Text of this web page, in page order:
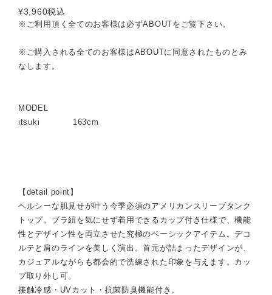
¥3,960税込
※ご利用頂く全てのお客様は必ずABOUTをご覧下さい。
※ご購入される全てのお客様はABOUTに同意されたものとみ
なします。
MODEL
itsuki 163cm
【detail point】
ヘルシーな肌見せが叶う今季必須のアメリカンスリーブタンク
トップ。ブラ紐を気にせず着用できるカップ付き仕様で、機能
性とデザイン性を両立させた究極のベーシックアイテム。デコ
ルテと肩のラインを美しく演出。首元が詰まったデザインが、
カジュアルながらも都会的で洗練された印象を与えます。カッ
プ取り外し可。
接触冷感・UVカット・抗菌防臭機能付き。